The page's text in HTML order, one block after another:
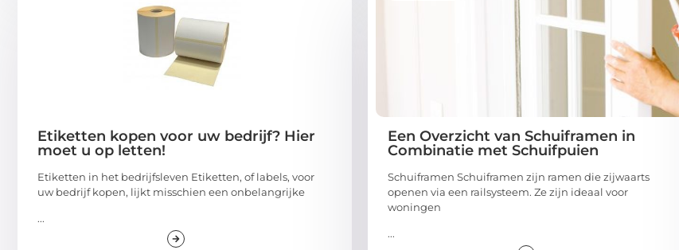
Etiketten kopen voor uw bedrijf? Hier
moet u op letten!
Etiketten in het bedrijfsleven Etiketten, of labels, voor
uw bedrijf kopen, lijkt misschien een onbelangrijke
...
Een Overzicht van Schuiframen in
Combinatie met Schuifpuien
Schuiframen Schuiframen zijn ramen die zijwaarts
openen via een railsysteem. Ze zijn ideaal voor
woningen
...